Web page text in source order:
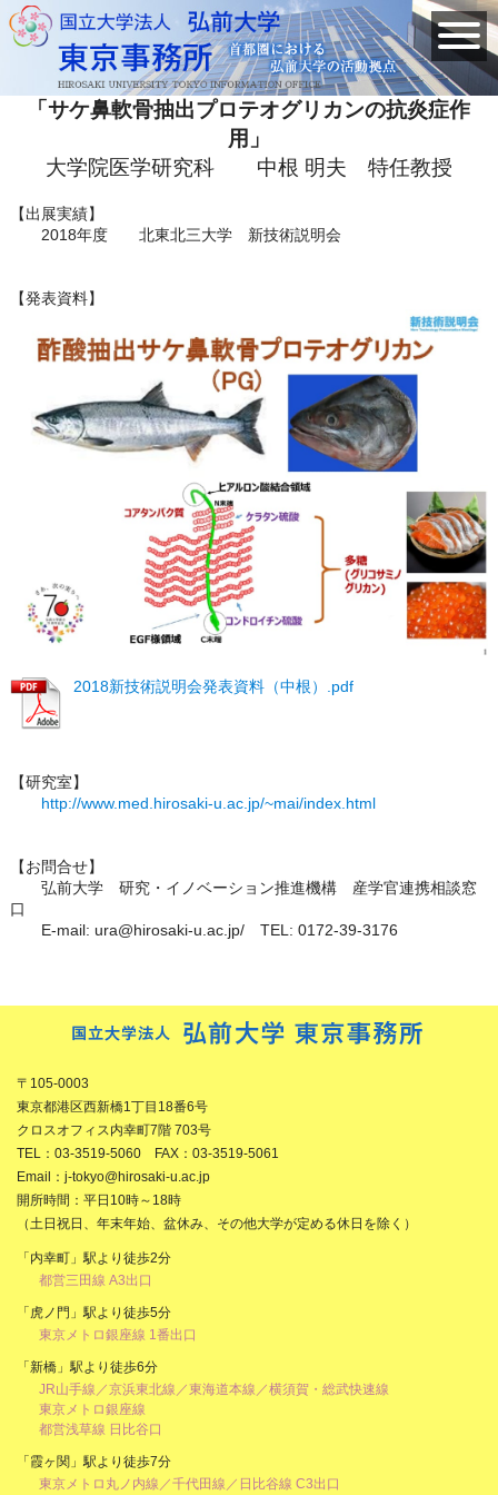
「サケ鼻軟骨抽出プロテオグリカンの抗炎症作
用」
大学院医学研究科 中根 明夫 特任教授
【出展実績】
2018年度 北東北三大学 新技術説明会
【発表資料】
2018新技術説明会発表資料（中根）.pdf
【研究室】
http://www.med.hirosaki-u.ac.jp/~mai/index.html
【お問合せ】
弘前大学 研究・イノベーション推進機構 産学官連携相談窓
口
E-mail: ura@hirosaki-u.ac.jp/ TEL: 0172-39-3176
〒105-0003
東京都港区西新橋1丁目18番6号
クロスオフィス内幸町7階 703号
TEL：03-3519-5060 FAX：03-3519-5061
Email：j-tokyo@hirosaki-u.ac.jp
開所時間：平日10時～18時
（土日祝日、年末年始、盆休み、その他大学が定める休日を除く）
「内幸町」駅より徒歩2分
都営三田線 A3出口
「虎ノ門」駅より徒歩5分
東京メトロ銀座線 1番出口
「新橋」駅より徒歩6分
JR山手線／京浜東北線／東海道本線／横須賀・総武快速線
東京メトロ銀座線
都営浅草線 日比谷口
「霞ヶ関」駅より徒歩7分
東京メトロ丸ノ内線／千代田線／日比谷線 C3出口